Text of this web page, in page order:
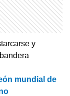
y
mundial de